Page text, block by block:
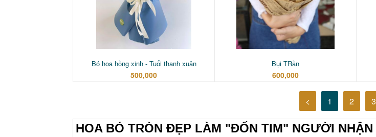
Bó hoa hồng xinh - Tuổi thanh xuân
500,000
Bụi TRần
600,000
< 1 2 3
HOA BÓ TRÒN ĐẸP LÀM "ĐỐN TIM" NGƯỜI NHẬN